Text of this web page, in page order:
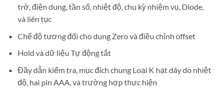
trở, điện dung, tần số, nhiệt độ, chu kỳ nhiệm vụ, Diode,
và liên tục
Chế độ tương đối cho dung Zero và điều chỉnh offset
Hold và dữ liệu Tự động tắt
Đầy dẫn kiểm tra, mục đích chung Loại K hạt dây dò nhiệt
độ, hai pin AAA, và trường hợp thực hiện